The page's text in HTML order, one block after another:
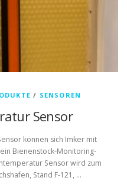
/ SENSOREN
Sensor
können sich Imker mit
Bienenstock-Monitoring-
Sensor wird zum
Stand F-121, …